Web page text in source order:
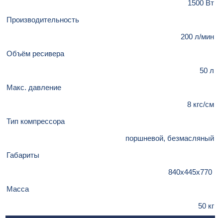
1500 Вт
Производительность
200 л/мин
Объём ресивера
50 л
Макс. давление
8 кгс/см
Тип компрессора
поршневой, безмасляный
Габариты
840х445х770
Масса
50 кг